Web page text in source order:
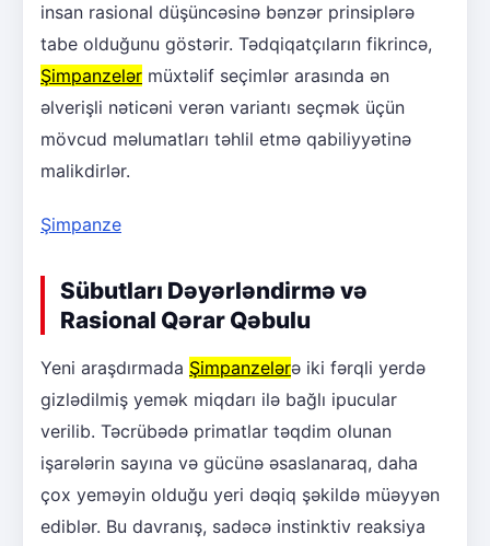
insan rasional düşüncəsinə bənzər prinsiplərə
tabe olduğunu göstərir. Tədqiqatçıların fikrincə,
Şimpanzelər müxtəlif seçimlər arasında ən
əlverişli nəticəni verən variantı seçmək üçün
mövcud məlumatları təhlil etmə qabiliyyətinə
malikdirlər.
Şimpanze
Sübutları Dəyərləndirmə və
Rasional Qərar Qəbulu
Yeni araşdırmada Şimpanzelərə iki fərqli yerdə
gizlədilmiş yemək miqdarı ilə bağlı ipucular
verilib. Təcrübədə primatlar təqdim olunan
işarələrin sayına və gücünə əsaslanaraq, daha
çox yeməyin olduğu yeri dəqiq şəkildə müəyyən
ediblər. Bu davranış, sadəcə instinktiv reaksiya